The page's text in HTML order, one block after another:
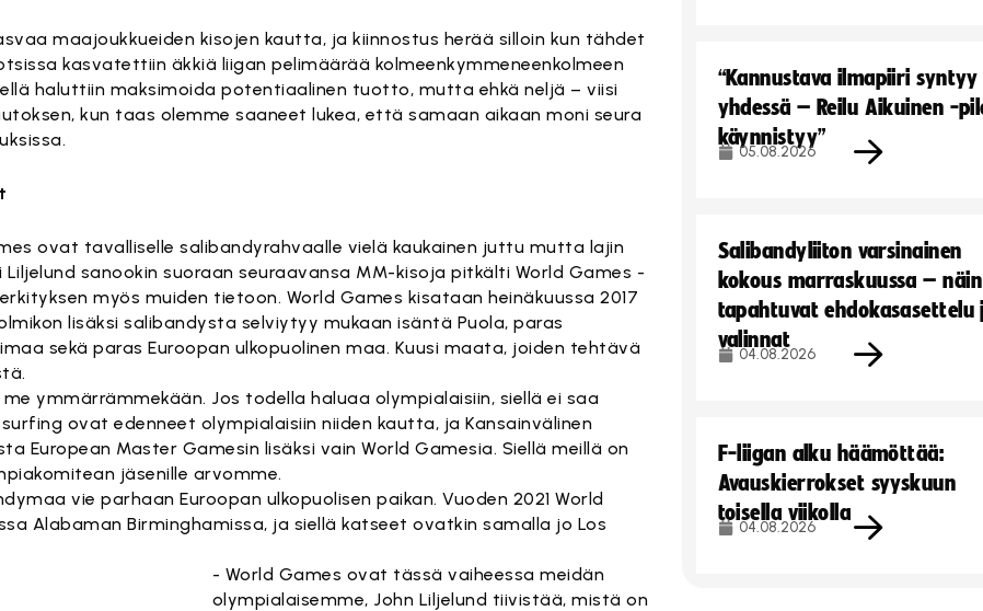
maajoukkueiden kisojen kautta, ja kiinnostus herää silloin kun tähdet
kasvatettiin äkkiä liigan pelimäärää kolmeenkymmeneenkolmeen
haluttiin maksimoida potentiaalinen tuotto, mutta ehkä neljä – viisi
kun taas olemme saaneet lukea, että samaan aikaan moni seura
ovat tavalliselle salibandyrahvaalle vielä kaukainen juttu mutta lajin
sanookin suoraan seuraavansa MM-kisoja pitkälti World Games -
myös muiden tietoon. World Games kisataan heinäkuussa 2017
lisäksi salibandysta selviytyy mukaan isäntä Puola, paras
sekä paras Euroopan ulkopuolinen maa. Kuusi maata, joiden tehtävä
ymmärrämmekään. Jos todella haluaa olympialaisiin, siellä ei saa
ovat edenneet olympialaisiin niiden kautta, ja Kansainvälinen
European Master Gamesin lisäksi vain World Gamesia. Siellä meillä on
jäsenille arvomme.
vie parhaan Euroopan ulkopuolisen paikan. Vuoden 2021 World
Alabaman Birminghamissa, ja siellä katseet ovatkin samalla jo Los
- World Games ovat tässä vaiheessa meidän
olympialaisemme, John Liljelund tiivistää, mistä on
“Kannustava ilmapiiri syntyy
yhdessä – Reilu Aikuinen -
käynnistyy”
05.08.2026
Salibandyliiton varsinainen
kokous marraskuussa – näin
tapahtuvat ehdokasasettelu
valinnat
04.08.2026
F-liigan alku häämöttää:
Avauskierrokset syyskuun
toisella viikolla
04.08.2026